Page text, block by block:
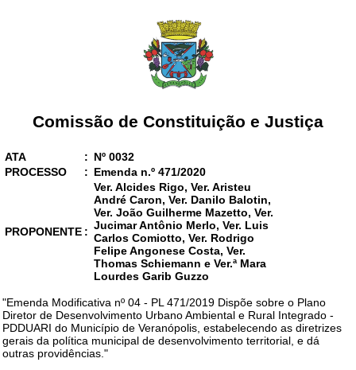
Comissão de Constituição e Justiça
ATA : Nº 0032
PROCESSO
: Emenda n.º 471/2020
PROPONENTE :
Ver. Alcides Rigo, Ver. Aristeu
André Caron, Ver. Danilo Balotin,
Ver. João Guilherme Mazetto, Ver.
Jucimar Antônio Merlo, Ver. Luis
Carlos Comiotto, Ver. Rodrigo
Felipe Angonese Costa, Ver.
Thomas Schiemann e Ver.ª Mara
Lourdes Garib Guzzo
"Emenda Modificativa nº 04 - PL 471/2019 Dispõe sobre o Plano
Diretor de Desenvolvimento Urbano Ambiental e Rural Integrado -
PDDUARI do Município de Veranópolis, estabelecendo as diretrizes
gerais da política municipal de desenvolvimento territorial, e dá
outras providências."